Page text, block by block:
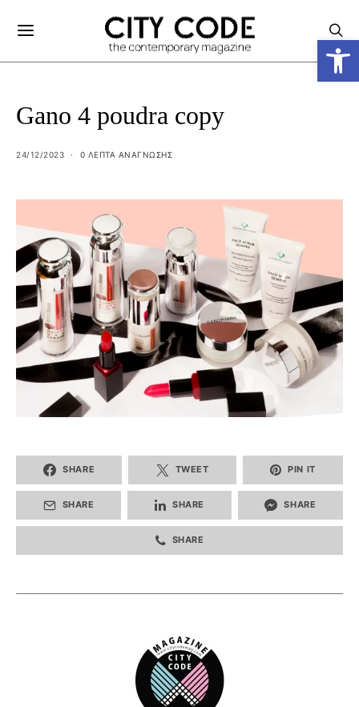
Gano 4 poudra copy
24/12/2023 0 ΛΕΠΤΑ ΑΝΆΓΝΩΣΗΣ
SHARE TWEET PIN IT
SHARE SHARE SHARE
SHARE